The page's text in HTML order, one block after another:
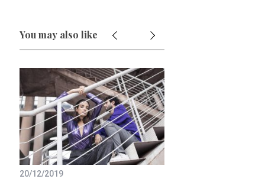
You may also like
20/12/2019